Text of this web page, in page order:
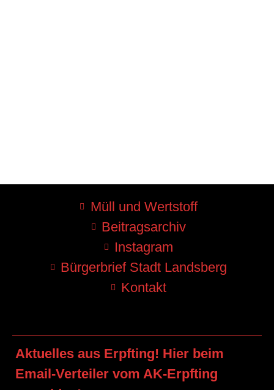
Müll und Wertstoff
Beitragsarchiv
Instagram
Bürgerbrief Stadt Landsberg
Kontakt
Aktuelles aus Erpfting! Hier beim
Email-Verteiler vom AK-Erpfting